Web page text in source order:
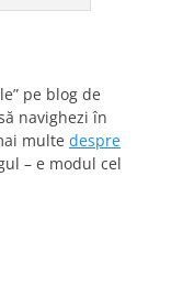
pe blog de
navighezi în
multe despre
– e modul cel